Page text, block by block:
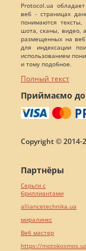
Protocol.ua
веб - страницах
понимаются тексты,
шота, сканы, видео,
размещенных на веб
для индексации
использованием
и тому подобное.
Полный текст
Приймаємо
Copyright © 2014-
Партнёры
Серьги с
бриллиантами
alliancetechnika.ua
миралинкс
Веб мастер
https://